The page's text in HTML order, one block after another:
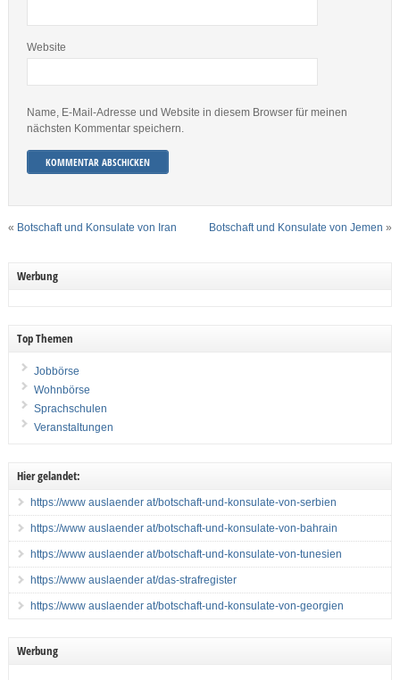
Website
Name, E-Mail-Adresse und Website in diesem Browser für meinen
nächsten Kommentar speichern.
« Botschaft und Konsulate von Iran Botschaft und Konsulate von Jemen »
Werbung
Top Themen
Jobbörse
Wohnbörse
Sprachschulen
Veranstaltungen
Hier gelandet:
https://www auslaender at/botschaft-und-konsulate-von-serbien
https://www auslaender at/botschaft-und-konsulate-von-bahrain
https://www auslaender at/botschaft-und-konsulate-von-tunesien
https://www auslaender at/das-strafregister
https://www auslaender at/botschaft-und-konsulate-von-georgien
Werbung